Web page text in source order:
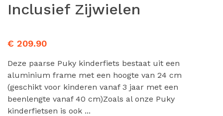
Inclusief Zijwielen
€ 209.90
Deze paarse Puky kinderfiets bestaat uit een
aluminium frame met een hoogte van 24 cm
(geschikt voor kinderen vanaf 3 jaar met een
beenlengte vanaf 40 cm)Zoals al onze Puky
kinderfietsen is ook ...